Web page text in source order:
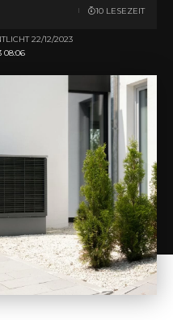
08:06
22/12/2023
10 LESEZEIT